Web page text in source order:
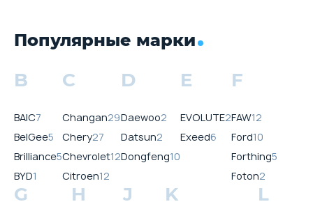
Популярные марки
B
BAIC7
BelGee5
Brilliance5
BYD1
C
Changan29
Chery27
Chevrolet12
Citroen12
D
Daewoo2
Datsun2
Dongfeng10
E
EVOLUTE2
Exeed6
F
FAW12
Ford10
Forthing5
Foton2
G H J K L